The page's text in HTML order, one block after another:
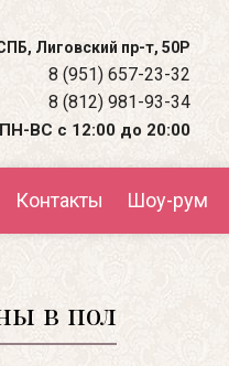
Лиговский пр-т, 50Р
8 (951) 657-23-32
8 (812) 981-93-34
ПН-ВС с 12:00 до 20:00
Контакты Шоу-рум
в пол